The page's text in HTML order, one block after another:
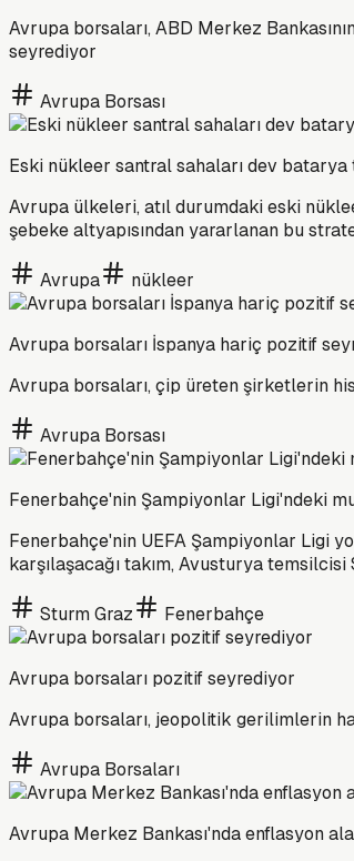
Avrupa borsaları, ABD Merkez
seyrediyor
Avrupa Borsası
Eski nükleer santral sahaları dev
Avrupa ülkeleri, atıl durumdaki eski
şebeke altyapısından yararlanan bu
Avrupa nükleer
Avrupa borsaları İspanya hariç pozitif
Avrupa borsaları, çip üreten şirketlerin
Avrupa Borsası
Fenerbahçe'nin Şampiyonlar Ligi'ndeki
Fenerbahçe'nin UEFA Şampiyonlar Ligi
karşılaşacağı takım, Avusturya temsilcisi
Sturm Graz Fenerbahçe
Avrupa borsaları pozitif seyrediyor
Avrupa borsaları, jeopolitik gerilimlerin
Avrupa Borsaları
Avrupa Merkez Bankası'nda enflasyon